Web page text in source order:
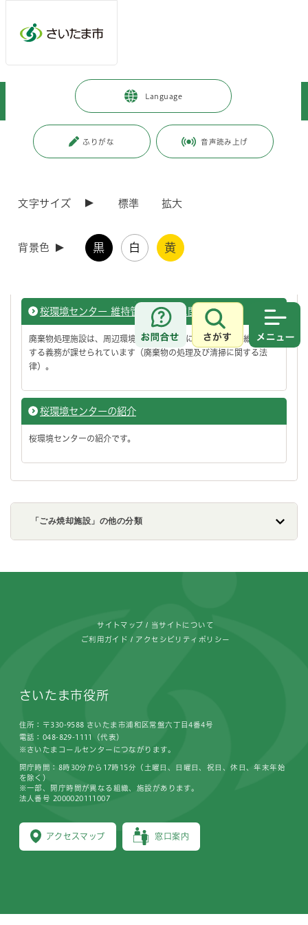
Language
ふりがな 音声読み上げ
文字サイズ 標準 拡大
背景色 黒 白 黄
お問合せ
さがす
暮らし・手続き > 上下水道・ごみ
ごみ・し尿処理施設紹介・見学
桜環境センター
ページ番号：J003611
桜環境センターの家庭ごみの持込みについて概要をご説明いたしま
桜環境センター 維持管理の状況に関する情報
廃棄物処理施設は、周辺環境の保全を目的に施設を適正に維持管理
する義務が課せられています（廃棄物の処理及び清掃に関する法
律）。
桜環境センターの紹介
桜環境センターの紹介です。
「ごみ焼却施設」の他の分類
サイトマップ 当サイトについて
ご利用ガイド アクセシビリティポリシー
さいたま市役所
住所：〒330-9588 さいたま市浦和区常盤六丁目4番4号
電話：048-829-1111（代表）
※さいたまコールセンターにつながります。
アクセスマップ 窓口案内
開庁時間：8時30分から17時15分（土曜日、日曜日、祝日、休日、年末年始
を除く）
※一部、開庁時間が異なる組織、施設があります。
法人番号 2000020111007